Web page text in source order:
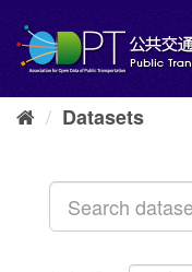
content
Datasets